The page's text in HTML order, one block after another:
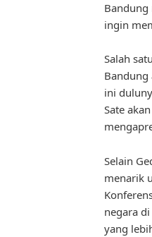
ingin
Salah
Bandung
ini
Sate
Selain
menarik
negara
yang